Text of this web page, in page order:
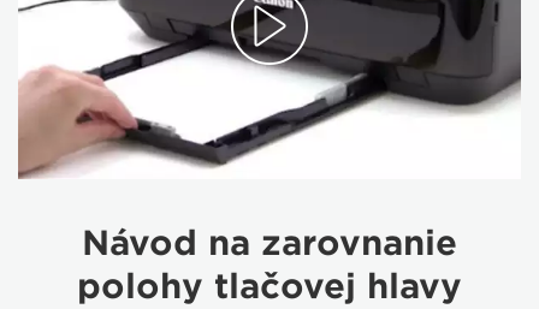
Návod na zarovnanie
polohy tlačovej hlavy